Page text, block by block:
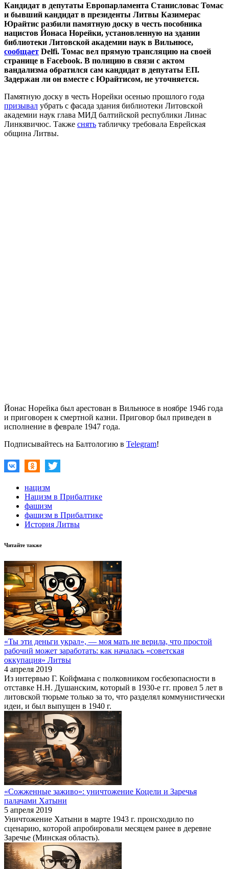
Кандидат в депутаты Европарламента Станисловас Томас
и бывший кандидат в президенты Литвы Казимерас
Юрайтис разбили памятную доску в честь пособника
нацистов Йонаса Норейки, установленную на здании
библиотеки Литовской академии наук в Вильнюсе,
сообщает Delfi. Томас вел прямую трансляцию на своей
странице в Facebook. В полицию в связи с актом
вандализма обратился сам кандидат в депутаты ЕП.
Задержан ли он вместе с Юрайтисом, не уточняется.
Памятную доску в честь Норейки осенью прошлого года
призывал убрать с фасада здания библиотеки Литовской
академии наук глава МИД балтийской республики Линас
Линкявичюс. Также снять табличку требовала Еврейская
община Литвы.
Йонас Норейка был арестован в Вильнюсе в ноябре 1946 года
и приговорен к смертной казни. Приговор был приведен в
исполнение в феврале 1947 года.
Подписывайтесь на Балтологию в Telegram!
нацизм
Нацизм в Прибалтике
фашизм
фашизм в Прибалтике
История Литвы
Читайте также
«Ты эти деньги украл», — моя мать не верила, что простой
рабочий может заработать: как началась «советская
оккупация» Литвы
4 апреля 2019
Из интервью Г. Койфмана с полковником госбезопасности в
отставке Н.Н. Душанским, который в 1930-е гг. провел 5 лет в
литовской тюрьме только за то, что разделял коммунистически
идеи, и был выпущен в 1940 г.
«Сожженные заживо»: уничтожение Коцели и Заречья
палачами Хатыни
5 апреля 2019
Уничтожение Хатыни в марте 1943 г. происходило по
сценарию, которой апробировали месяцем ранее в деревне
Заречье (Минская область).